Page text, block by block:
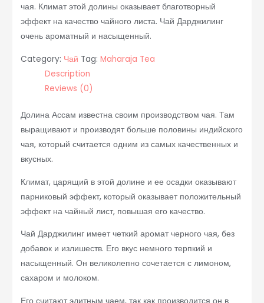
чая. Климат этой долины оказывает благотворный
эффект на качество чайного листа. Чай Дарджилинг
очень ароматный и насыщенный.
Category: Чай Tag: Maharaja Tea
Description
Reviews (0)
Долина Ассам известна своим производством чая. Там
выращивают и производят больше половины индийского
чая, который считается одним из самых качественных и
вкусных.
Климат, царящий в этой долине и ее осадки оказывают
парниковый эффект, который оказывает положительный
эффект на чайный лист, повышая его качество.
Чай Дарджилинг имеет четкий аромат черного чая, без
добавок и излишеств. Его вкус немного терпкий и
насыщенный. Он великолепно сочетается с лимоном,
сахаром и молоком.